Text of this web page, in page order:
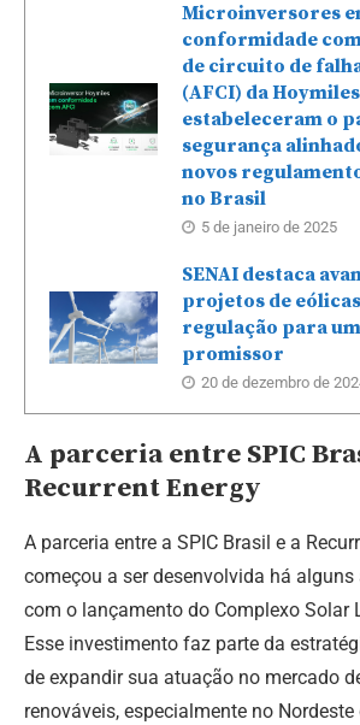
Microinversores
conformidade
de circuito de
(AFCI) da Hoymiles
estabeleceram o
segurança
novos
no Brasil
5 de janeiro de 2025
SENAI destaca
projetos de
regulação para
promissor
20 de dezembro de
A parceria entre SPIC
Recurrent Energy
A parceria entre a SPIC Brasil e a
começou a ser desenvolvida há alguns
com o lançamento do Complexo Solar
Esse investimento faz parte da
de expandir sua atuação no mercado
renováveis, especialmente no